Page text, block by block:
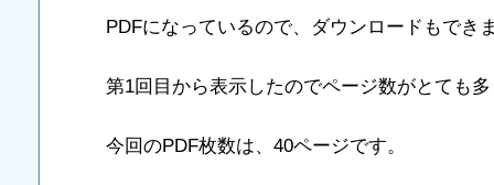
PDFになっているので、ダウンロードもでき
第1回目から表示したのでページ数がとても
今回のPDF枚数は、40ページです。